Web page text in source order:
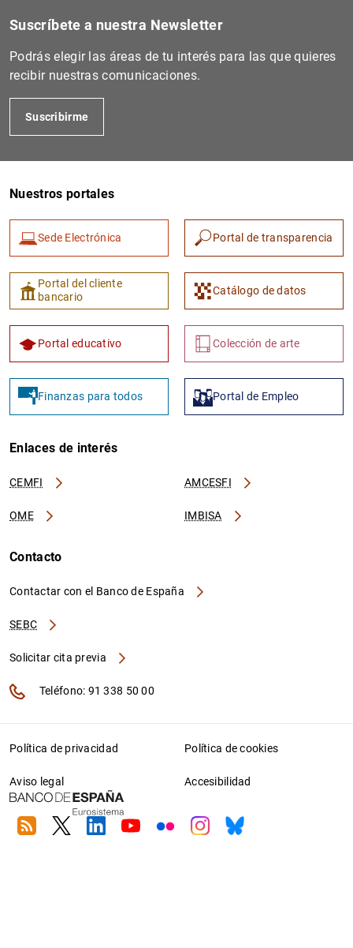
Suscríbete a nuestra Newsletter
Podrás elegir las áreas de tu interés para las que quieres
recibir nuestras comunicaciones.
Suscribirme
Nuestros portales
Sede Electrónica Portal de transparencia
Portal del cliente
bancario
Catálogo de datos
Portal educativo Colección de arte
Finanzas para todos Portal de Empleo
Enlaces de interés
CEMFI AMCESFI
OME IMBISA
Contacto
Contactar con el Banco de España
SEBC
Solicitar cita previa
Teléfono: 91 338 50 00
Política de privacidad Política de cookies
Aviso legal Accesibilidad
RSS TwitterLinkedin
YoutubeFlickrInstagram
Bluesky